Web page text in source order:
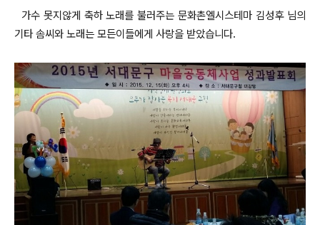
가수 못지않게 축하 노래를 불러주는 문화촌엘시스테마 김성후 님의
기타 솜씨와 노래는 모든이들에게 사랑을 받았습니다.